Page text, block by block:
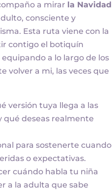
a mirar la Navidad
consciente y
Esta ruta viene con la
contigo el botiquín
a lo largo de los
volver a mi, las veces que
versión tuya llega a las
qué deseas realmente
para sostenerte cuando
o expectativas.
cuándo habla tu niña
a la adulta que sabe